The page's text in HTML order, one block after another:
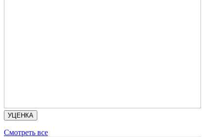
УЦЕНКА
Смотреть все